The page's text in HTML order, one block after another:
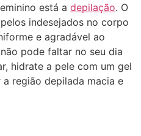
está a depilação. O
indesejados no corpo
e agradável ao
pode faltar no seu dia
hidrate a pele com um gel
região depilada macia e